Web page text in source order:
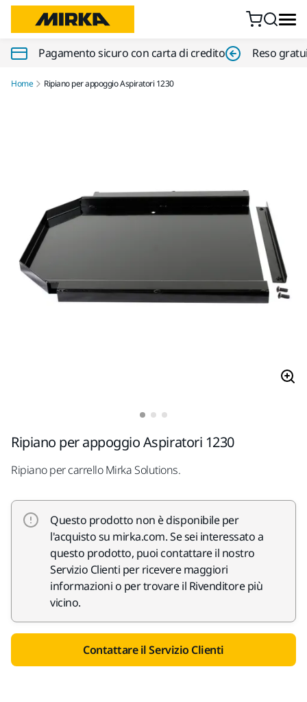
Pagamento sicuro con carta di credito Reso
Home Ripiano per appoggio Aspiratori 1230
Ripiano per appoggio Aspiratori 1230
Ripiano per carrello Mirka Solutions.
Questo prodotto non è disponibile per
l'acquisto su mirka.com. Se sei interessato a
questo prodotto, puoi contattare il nostro
Servizio Clienti per ricevere maggiori
informazioni o per trovare il Rivenditore più
vicino.
Contattare il Servizio Clienti